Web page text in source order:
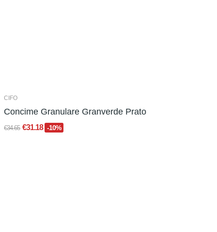
CIFO
Concime Granulare Granverde Prato
€34.65 €31.18 -10%